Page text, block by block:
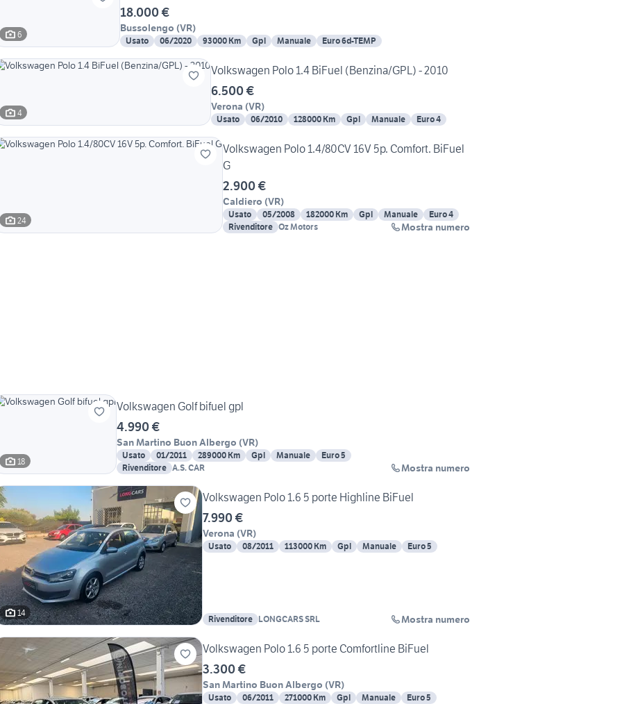
6
18.000 €
Bussolengo (VR)
Usato 06/2020 93000 Km Gpl Manuale Euro 6d-TEMP
4
Volkswagen Polo 1.4 BiFuel (Benzina/GPL) - 2010
6.500 €
Verona (VR)
Usato 06/2010 128000 Km Gpl Manuale Euro 4
24
Volkswagen Polo 1.4/80CV 16V 5p. Comfort. BiFuel
G
2.900 €
Caldiero (VR)
Usato 05/2008 182000 Km Gpl Manuale
Euro 4
Rivenditore Oz Motors Mostra numero
18
Volkswagen Golf bifuel gpl
4.990 €
San Martino Buon Albergo (VR)
Usato 01/2011 289000 Km Gpl Manuale
Euro 5
Rivenditore A.S. CAR Mostra numero
14
Volkswagen Polo 1.6 5 porte Highline BiFuel
7.990 €
Verona (VR)
Usato 08/2011 113000 Km Gpl Manuale Euro 5
Rivenditore LONGCARS SRL Mostra numero
Volkswagen Polo 1.6 5 porte Comfortline BiFuel
3.300 €
San Martino Buon Albergo (VR)
Usato 06/2011 271000 Km Gpl Manuale Euro 5